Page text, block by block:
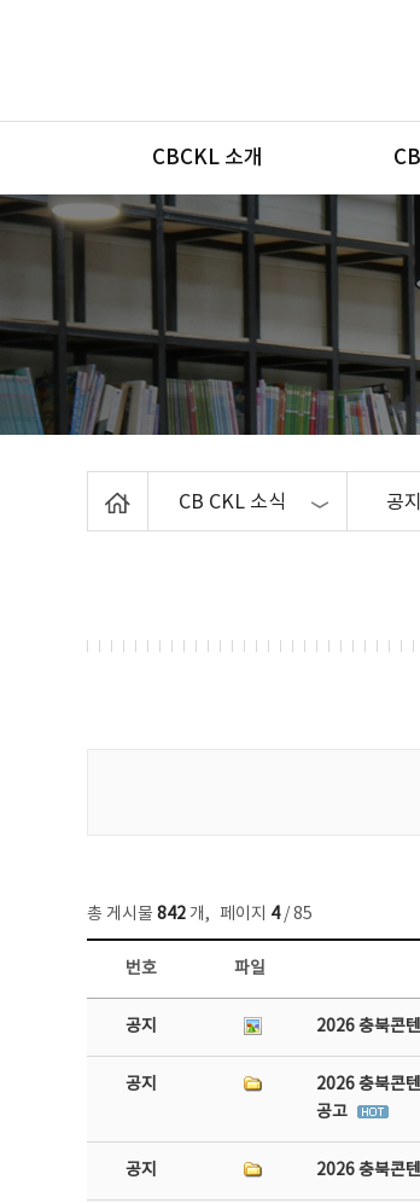
메뉴
CBCKL 소개
CB CKL 소식 공
총 게시물 842 개, 페이지 4/ 85
공지사항 목록 - 번호, 제목, 작성자, 파일, 조회수, 작성일 정보 제공
번호 파일
공지 2026 충북콘
공지
2026 충북콘
공고
공지 2026 충북콘